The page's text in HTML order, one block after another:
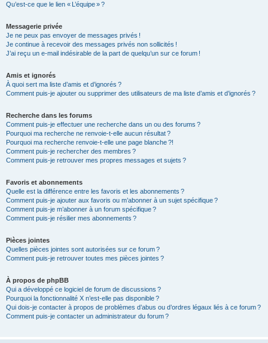
Qu’est-ce que le lien « L’équipe » ?
Messagerie privée
Je ne peux pas envoyer de messages privés !
Je continue à recevoir des messages privés non sollicités !
J’ai reçu un e-mail indésirable de la part de quelqu’un sur ce forum !
Amis et ignorés
À quoi sert ma liste d’amis et d’ignorés ?
Comment puis-je ajouter ou supprimer des utilisateurs de ma liste d’amis et d’ignorés ?
Recherche dans les forums
Comment puis-je effectuer une recherche dans un ou des forums ?
Pourquoi ma recherche ne renvoie-t-elle aucun résultat ?
Pourquoi ma recherche renvoie-t-elle une page blanche ?!
Comment puis-je rechercher des membres ?
Comment puis-je retrouver mes propres messages et sujets ?
Favoris et abonnements
Quelle est la différence entre les favoris et les abonnements ?
Comment puis-je ajouter aux favoris ou m’abonner à un sujet spécifique ?
Comment puis-je m’abonner à un forum spécifique ?
Comment puis-je résilier mes abonnements ?
Pièces jointes
Quelles pièces jointes sont autorisées sur ce forum ?
Comment puis-je retrouver toutes mes pièces jointes ?
À propos de phpBB
Qui a développé ce logiciel de forum de discussions ?
Pourquoi la fonctionnalité X n’est-elle pas disponible ?
Qui dois-je contacter à propos de problèmes d’abus ou d’ordres légaux liés à ce forum ?
Comment puis-je contacter un administrateur du forum ?